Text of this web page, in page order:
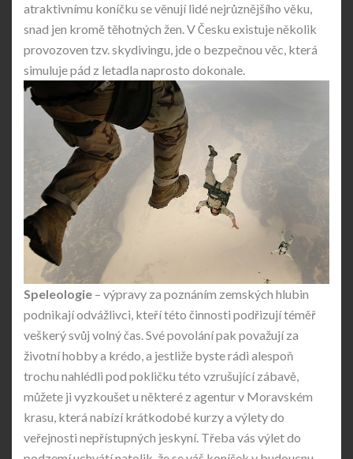
atraktivnímu koníčku se věnují lidé nejrůznějšího věku,
snad jen kromě těhotných žen. V Česku existuje několik
provozoven tzv. skydivingu, jde o bezpečnou věc, která
simuluje pád z letadla naprosto dokonale.
Speleologie – výpravy za poznáním zemských hlubin
podnikají odvážlivci, kteří této činnosti podřizují téměř
veškerý svůj volný čas. Své povolání pak považují za
životní hobby a krédo, a jestliže byste rádi alespoň
trochu nahlédli pod pokličku této vzrušující zábavě,
můžete ji vyzkoušet u některé z agentur v Moravském
krasu, která nabízí krátkodobé kurzy a výlety do
veřejnosti nepřístupných jeskyní. Třeba vás výlet do